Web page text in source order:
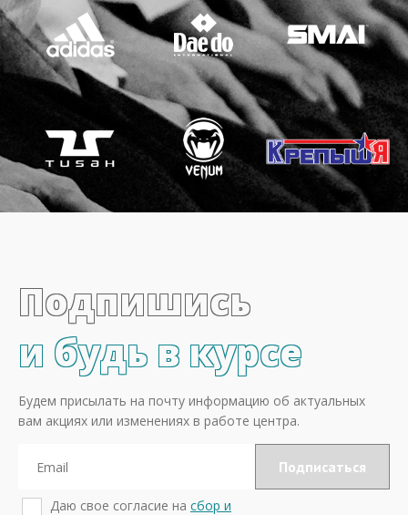
Подпишись
и будь в курсе
Будем присылать на почту информацию об актуальных
вам акциях или изменениях в работе центра.
Даю свое согласие на сбор и